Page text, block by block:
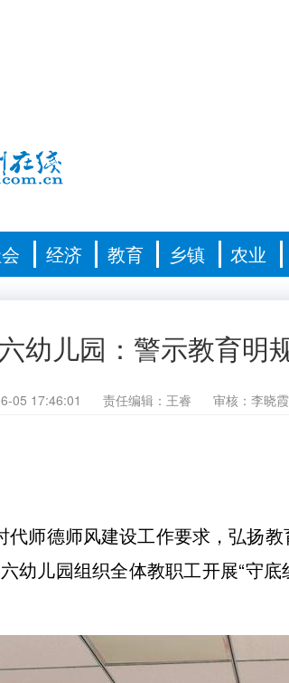
经济 教育 乡镇 农业
幼儿园：警示教育明
05 17:46:01 责任编辑：王睿 审核：李晓霞
师德师风建设工作要求，弘扬
幼儿园组织全体教职工开展“守